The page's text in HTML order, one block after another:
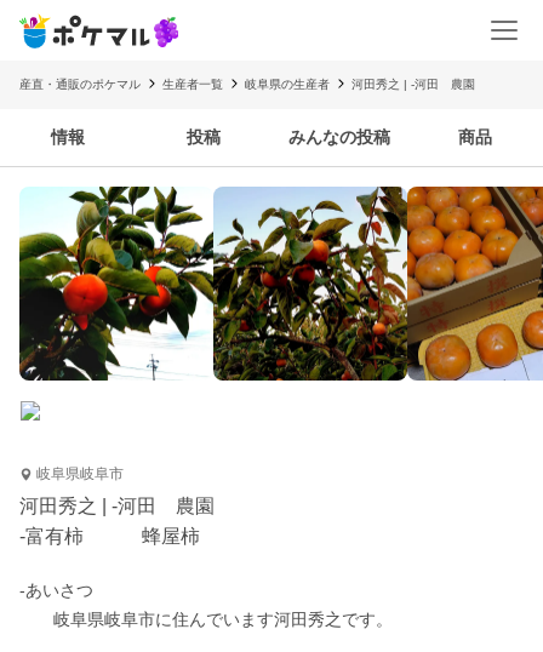
産直・通販のポケマル 生産者一覧 岐阜県の生産者 河田秀之 | -河田 農園
情報 投稿 みんなの投稿 商品
岐阜県岐阜市
河田秀之 | -河田 農園
-富有柿 蜂屋柿
-あいさつ
岐阜県岐阜市に住んでいます河田秀之です。